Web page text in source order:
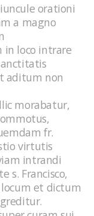
orationi
a magno
loco intrare
aditum non
morabatur,
fr.
virtutis
intrandi
s. Francisco,
et dictum